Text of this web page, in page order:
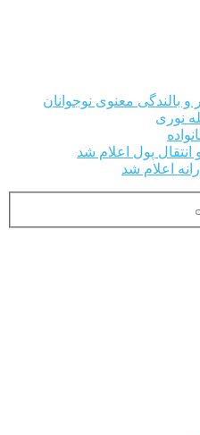
و بالندگی معنوی نوجوانان
نوری
پول اعلام شد
اعلام شد